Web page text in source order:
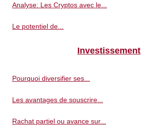
Analyse: Les Cryptos avec le...
Le potentiel de...
Investissement
Pourquoi diversifier ses...
Les avantages de souscrire...
Rachat partiel ou avance sur...